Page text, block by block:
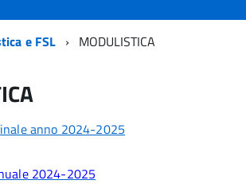
e FSL MODULISTICA
anno 2024-2025
2024-2025